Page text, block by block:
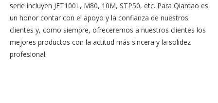
serie incluyen JET100L, M80, 10M, STP50, etc. Para Qiantao es
un honor contar con el apoyo y la confianza de nuestros
clientes y, como siempre, ofreceremos a nuestros clientes los
mejores productos con la actitud más sincera y la solidez
profesional.